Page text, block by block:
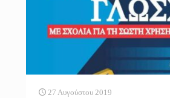
27 Αυγούστου 2019